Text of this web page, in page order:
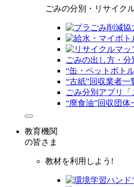
ごみの分別・リサイク
ごみの出し方・
“缶・ペットボト
“古紙”回収業者一
ごみ分別アプリ「
“廃食油”回収団体
教育機関
の皆さま
教材を利用しよう!